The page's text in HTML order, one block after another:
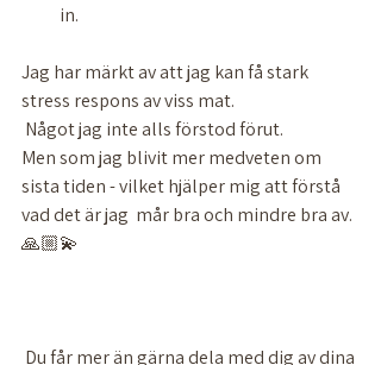
in.
Jag har märkt av att jag kan få stark
stress respons av viss mat.
Något jag inte alls förstod förut.
Men som jag blivit mer medveten om
sista tiden - vilket hjälper mig att förstå
vad det är jag  mår bra och mindre bra av.
🙏🏼💫